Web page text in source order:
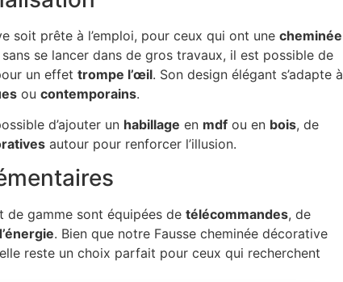
soit prête à l’emploi, pour ceux qui ont une cheminée
se lancer dans de gros travaux, il est possible de
un effet trompe l’œil. Son design élégant s’adapte à
ou contemporains.
d’ajouter un habillage en mdf ou en bois, de
autour pour renforcer l’illusion.
de gamme sont équipées de télécommandes, de
. Bien que notre Fausse cheminée décorative
reste un choix parfait pour ceux qui recherchent